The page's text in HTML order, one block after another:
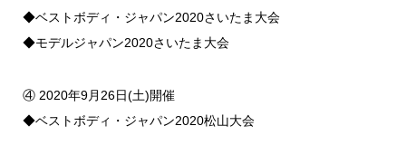
◆ベストボディ・ジャパン2020さいたま大会
◆モデルジャパン2020さいたま大会
④ 2020年9月26日(土)開催
◆ベストボディ・ジャパン2020松山大会